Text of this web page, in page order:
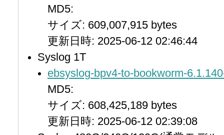
MD5:
サイズ: 609,007,915 bytes
更新日時: 2025-06-12 02:46:44
Syslog 1T
ebsyslog-bpv4-to-bookworm-
MD5:
サイズ: 608,425,189 bytes
更新日時: 2025-06-12 02:39:08